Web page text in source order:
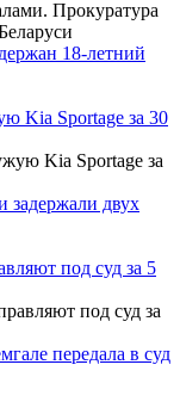
18-летний
Kia Sportage за 30
задержали двух
под суд за 5
передала в суд